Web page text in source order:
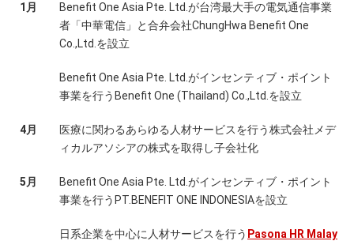
1月
Benefit One Asia Pte. Ltd.が台湾最大手の電気通信事業
者「中華電信」と合弁会社ChungHwa Benefit One
Co.,Ltd.を設立
Benefit One Asia Pte. Ltd.がインセンティブ・ポイント
事業を行うBenefit One (Thailand) Co.,Ltd.を設立
4月
医療に関わるあらゆる人材サービスを行う株式会社メデ
ィカルアソシアの株式を取得し子会社化
5月
Benefit One Asia Pte. Ltd.がインセンティブ・ポイント
事業を行うPT.BENEFIT ONE INDONESIAを設立
日系企業を中心に人材サービスを行う Pasona HR Malay